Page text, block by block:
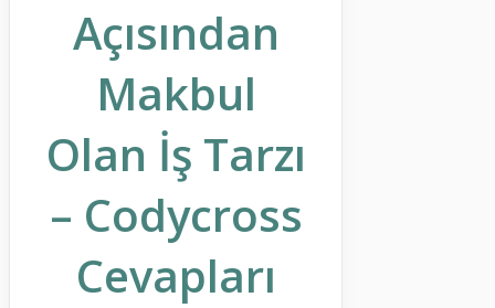
Açısından
Makbul
Olan İş Tarzı
– Codycross
Cevapları